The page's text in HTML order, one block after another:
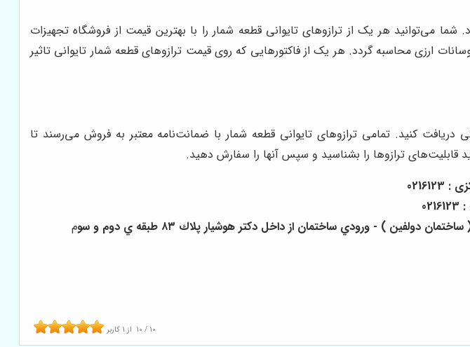
می‌توانید هر یک از ترازوهای تایوانی قطعه شمار را با بهترین قیمت از فروشگاه تجهیزات
ارزی محاسبه گردد. هر یک از فاکتورهایی که روی قیمت ترازوهای قطعه شمار تایوانی تاثیر
دریافت کنید. تمامی ترازوهای تایوانی قطعه شمار با ضمانت‌نامه معتبر به فروش می‌رسند تا
قابلیت‌های ترازوها را بشناسید و سپس آنها را سفارش دهید.
دولفين ) - ورودي ساختمان از داخل دكتر هوشيار پلاك ٨٣ طبقه ي دوم و سو
م
10 / 10 از 1 کاربر